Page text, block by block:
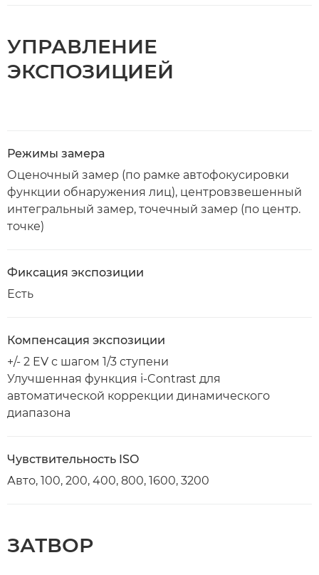
УПРАВЛЕНИЕ
ЭКСПОЗИЦИЕЙ
Режимы замера
Оценочный замер (по рамке автофокусировки
функции обнаружения лиц), центровзвешенный
интегральный замер, точечный замер (по центр.
точке)
Фиксация экспозиции
Есть
Компенсация экспозиции
+/- 2 EV с шагом 1/3 ступени
Улучшенная функция i-Contrast для
автоматической коррекции динамического
диапазона
Чувствительность ISO
Авто, 100, 200, 400, 800, 1600, 3200
ЗАТВОР